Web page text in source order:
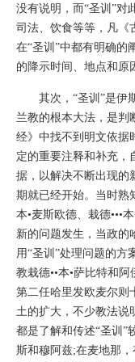
没有说明，而“圣训”对
司法、饮食等等，凡《
在“圣训”中都有明确的
的降示时间、地点和原
其次，“圣训”是伊斯
兰教的根本大法，是判
经》中找不到明文依据
定的重要注释和补充，
据，以解决不断出现的
期就已经开始。当时熟
本•麦斯欧德、栽德•••
新的问题发生，当政的
用“圣训”处理问题的方
教栽德••本•萨比特和
第二任哈里发欧麦尔则
土的扩大，不少教法说
都是了解和传述“圣训”
斯和穆阿兹;在麦地那